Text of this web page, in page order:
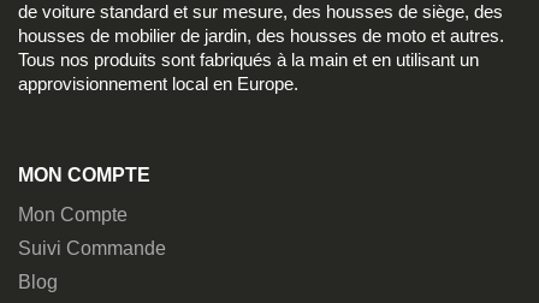
de voiture standard et sur mesure, des housses de siège, des
housses de mobilier de jardin, des housses de moto et autres.
Tous nos produits sont fabriqués à la main et en utilisant un
approvisionnement local en Europe.
MON COMPTE
Mon Compte
Suivi Commande
Blog